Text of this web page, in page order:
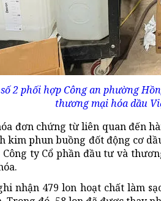
2 phối hợp Công an phường
thương mại hóa dầu
đơn chứng từ liên quan đến
kim phun buồng đốt động cơ
ty Cổ phần đầu tư và
nhận 479 lon hoạt chất làm